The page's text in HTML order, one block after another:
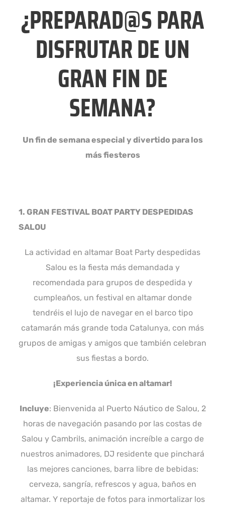
¿PREPARAD@S PARA
DISFRUTAR DE UN
GRAN FIN DE
SEMANA?
Un fin de semana especial y divertido para los
más fiesteros
1. GRAN FESTIVAL BOAT PARTY DESPEDIDAS
SALOU
La actividad en altamar Boat Party despedidas
Salou es la fiesta más demandada y
recomendada para grupos de despedida y
cumpleaños, un festival en altamar donde
tendréis el lujo de navegar en el barco tipo
catamarán más grande toda Catalunya, con más
grupos de amigas y amigos que también celebran
sus fiestas a bordo.
¡Experiencia única en altamar!
Incluye: Bienvenida al Puerto Náutico de Salou, 2
horas de navegación pasando por las costas de
Salou y Cambrils, animación increíble a cargo de
nuestros animadores, DJ residente que pinchará
las mejores canciones, barra libre de bebidas:
cerveza, sangría, refrescos y agua, baños en
altamar. Y reportaje de fotos para inmortalizar los